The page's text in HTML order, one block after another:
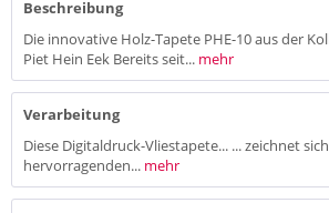
Beschreibung
Die innovative Holz-Tapete PHE-10 aus der
Piet Hein Eek Bereits seit... mehr
Verarbeitung
Diese Digitaldruck-Vliestapete... ... zeichnet
hervorragenden... mehr